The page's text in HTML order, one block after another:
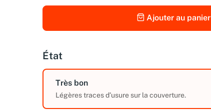
Ajouter au panier
État
Très bon
Légères traces d’usure sur la couverture.